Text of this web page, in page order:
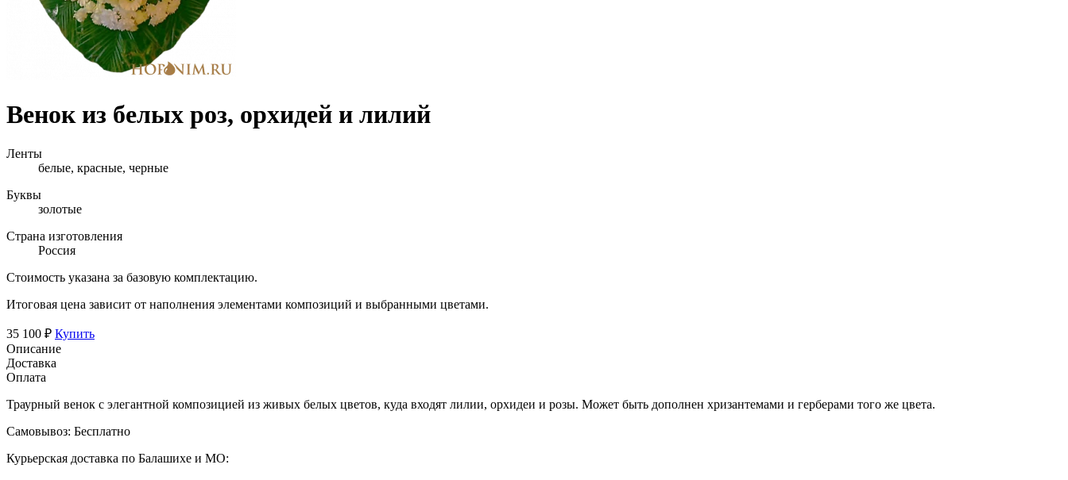
Венок из белых роз, орхидей и лилий
Ленты
белые, красные, черные
Буквы
золотые
Страна изготовления
Россия
Стоимость указана за базовую комплектацию.
Итоговая цена зависит от наполнения элементами композиций и выбранными цветами.
35 100 ₽ Купить
Описание
Доставка
Оплата
Траурный венок с элегантной композицией из живых белых цветов, куда входят лилии, орхидеи и розы. Может быть дополнен хризантемами и герберами того же цвета.
Самовывоз: Бесплатно
Курьерская доставка по Балашихе и МО: